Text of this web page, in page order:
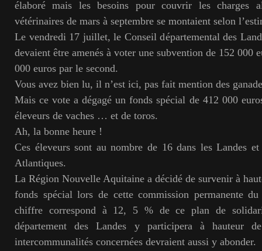
élaboré mais les besoins pour couvrir les charges
vétérinaires de mars à septembre se montaient selon
Le vendredi 17 juillet, le Conseil départemental des
devaient être amenés à voter une subvention de 152 000
000 euros par le second.
Vous avez bien lu, il n’est ici, pas fait mention des
Mais ce vote a dégagé un fonds spécial de 412 000
éleveurs de vaches … et de toros.
Ah, la bonne heure !
Ces éleveurs sont au nombre de 16 dans les Landes
Atlantiques.
La Région Nouvelle Aquitaine a décidé de survenir à
fonds spécial lors de cette commission permanente
chiffre correspond à 12, 5 % de ce plan de
département des Landes y participera à hauteur
intercommunalités concernées devraient aussi y abonder.